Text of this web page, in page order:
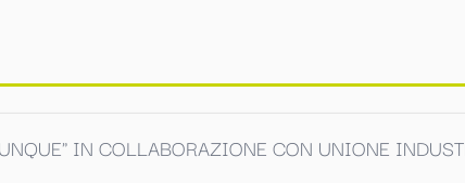
IN COLLABORAZIONE CON UNIONE